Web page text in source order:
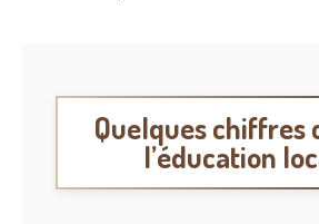
Quelques chiffres
l’éducation